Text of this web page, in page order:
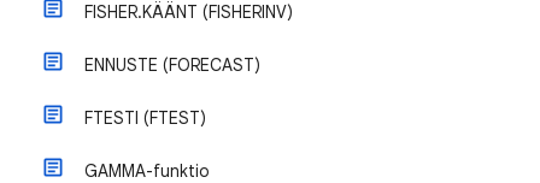
FISHER.KÄÄNT (FISHERINV)
ENNUSTE (FORECAST)
FTESTI (FTEST)
GAMMA-funktio